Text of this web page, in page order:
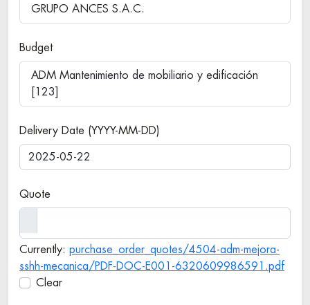
GRUPO ANCES S.A.C.
Budget
ADM Mantenimiento de mobiliario y edificación
[123]
Delivery Date (YYYY-MM-DD)
Quote
Currently: purchase_order_quotes/4504-adm-mejora-
sshh-mecanica/PDF-DOC-E001-6320609986591.pdf
Clear